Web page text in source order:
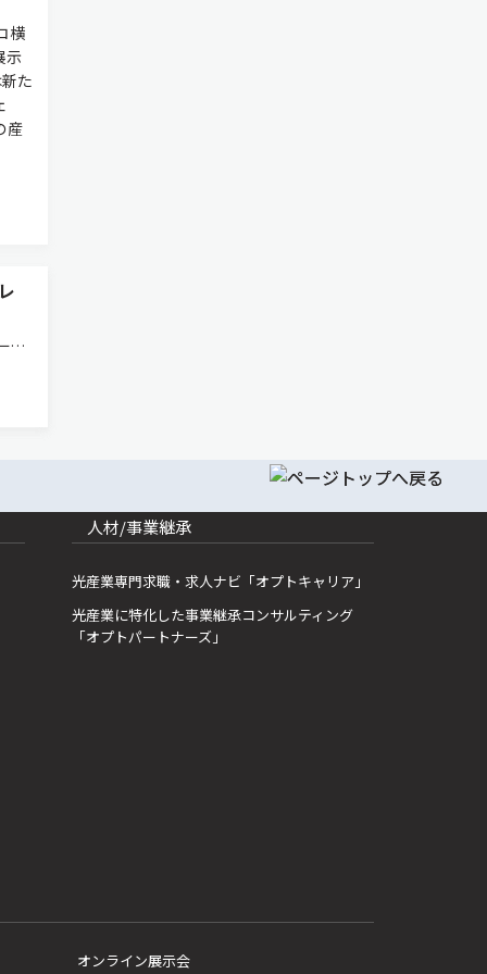
横
示
た
産
光
人材/事業継承
光産業専門求職・求人ナビ「オプトキャリア」
光産業に特化した事業継承コンサルティング
「オプトパートナーズ」
オンライン展示会